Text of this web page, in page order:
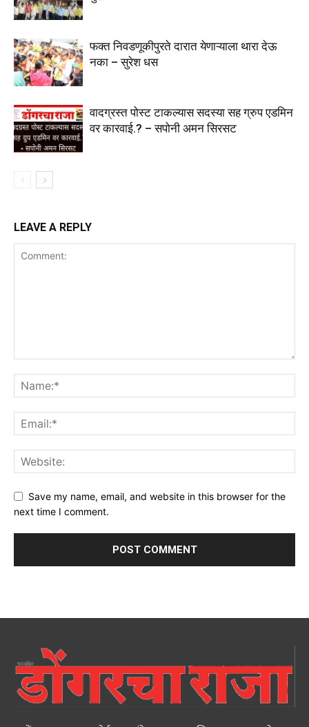
फक्त निवडणूकीपुरते दारात येणाऱ्याला थारा देऊ
नका – सुरेश धस
वादग्रस्त पोस्ट टाकल्यास सदस्या सह ग्रुप एडमिन
वर कारवाई.? – सपोनी अमन सिरसट
LEAVE A REPLY
Save my name, email, and website in this browser for the
next time I comment.